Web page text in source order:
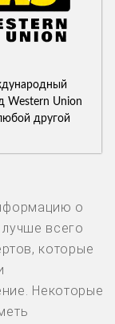
Western Union
другой
о
всего
которые
Некоторые